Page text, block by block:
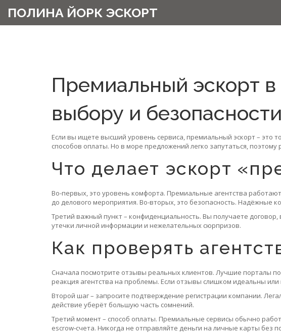
ПОЛИНА ЙОРК ЭСКОРТ
Премиальный эскорт
выбору и безопасности
Если вы ищете высший уровень сервиса, премиальный эскорт – это
способов оплаты. Но в море предложений легко запутаться,
Что делает эскорт
Во-первых, это уровень комфорта. Премиальные агентства
до делового мероприятия. Во-вторых, это безопасность. Надёжные
Третий важный пункт – конфиденциальность. Вы получаете
утечки личной информации и нежелательных сюрпризов.
Как проверять
Сначала посмотрите отзывы реальных клиентов. Лучшие порталы
реакция агентства на проблемы. Если отзывы слишком идеальны
Второй шаг – запросите подтверждение регистрации компании.
действие уберёт большую часть сомнений.
Третий момент – способ оплаты. Премиальные сервисы обычно
escrow‑счета. Никогда не отправляйте деньги на личные карты без